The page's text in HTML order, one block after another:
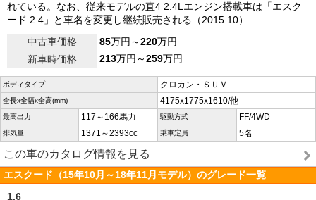
れている。なお、従来モデルの直4 2.4Lエンジン搭載車は「エスク
ード 2.4」と車名を変更し継続販売される（2015.10）
中古車価格
85万円～220万円
新車時価格
213万円～259万円
ボディタイプ クロカン・ＳＵＶ
全長x全幅x全高(mm) 4175x1775x1610/他
最高出力 117～166馬力 駆動方式 FF/4WD
排気量 1371～2393cc 乗車定員 5名
この車のカタログ情報を見る
エスクード（15年10月～18年11月モデル）のグレード一覧
1.6